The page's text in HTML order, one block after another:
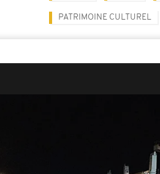
PATRIMOINE CULTUREL